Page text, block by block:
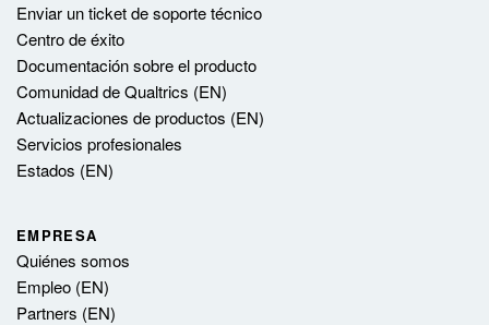
Enviar un ticket de soporte técnico
Centro de éxito
Documentación sobre el producto
Comunidad de Qualtrics (EN)
Actualizaciones de productos (EN)
Servicios profesionales
Estados (EN)
EMPRESA
Quiénes somos
Empleo (EN)
Partners (EN)